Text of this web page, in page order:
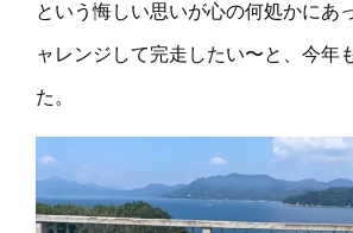
という悔しい思いが心の何処かに
ャレンジして完走したい〜と、今年
た。